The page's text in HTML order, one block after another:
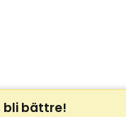
bli bättre!